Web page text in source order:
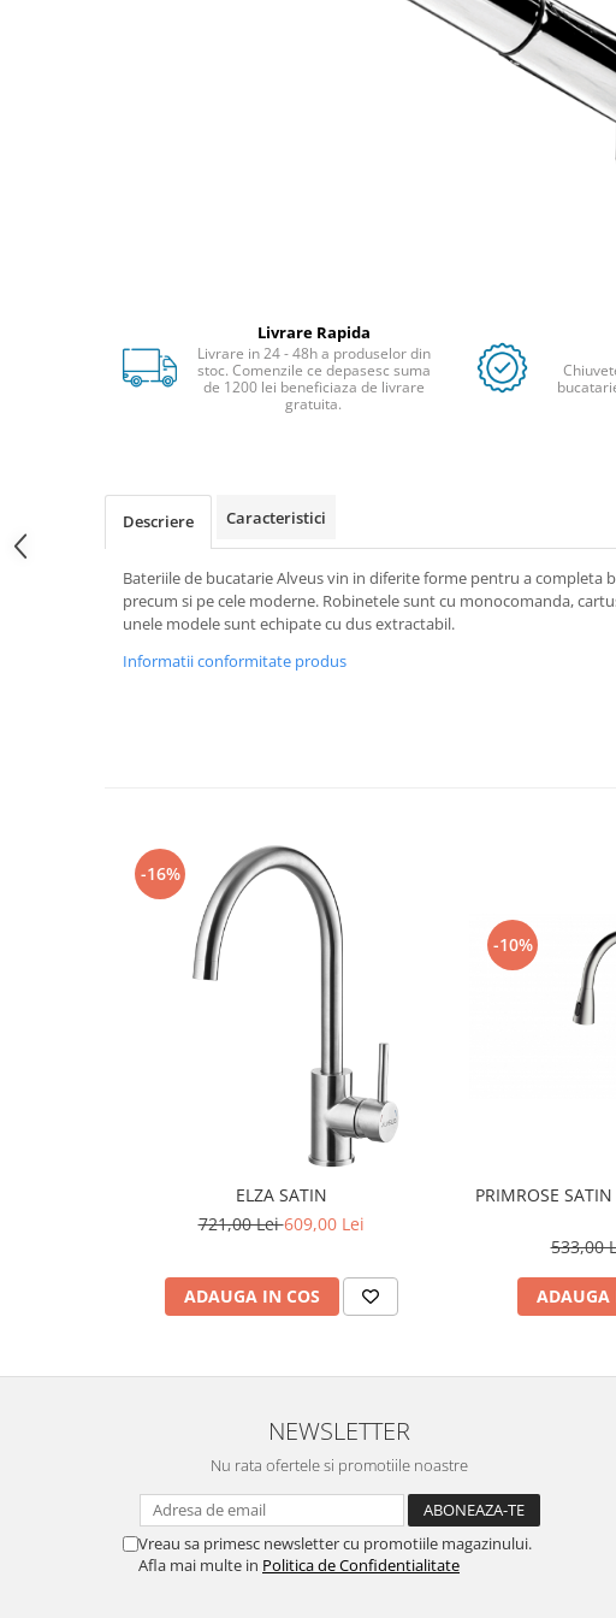
Livrare Rapida
Livrare in 24 - 48h a produselor din
stoc. Comenzile ce depasesc suma
de 1200 lei beneficiaza de livrare
gratuita.
Descriere Caracteristici
Bateriile de bucatarie Alveus vin in diferite forme pentru a completa
precum si pe cele moderne. Robinetele sunt cu monocomanda,
unele modele sunt echipate cu dus extractabil.
Informatii conformitate produs
-16%
ELZA SATIN
721,00 Lei609,00 Lei
ADAUGA IN COS
-10%
PRIMROSE
533,00
ADAUGA
NEWSLETTER
Nu rata ofertele si promotiile noastre
Vreau sa primesc newsletter cu promotiile magazinului.
Afla mai multe in Politica de Confidentialitate